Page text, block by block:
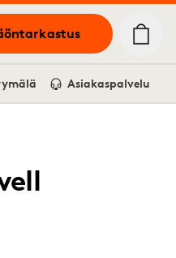
Asiakaspalvelu